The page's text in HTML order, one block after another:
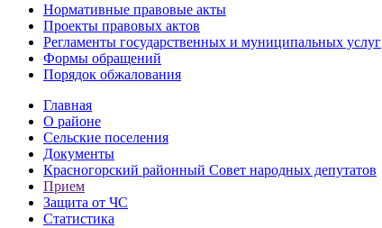
Нормативные правовые акты
Проекты правовых актов
Регламенты государственных и муниципальных услуг
Формы обращений
Порядок обжалования
Главная
О районе
Сельские поселения
Документы
Красногорский районный Совет народных депутатов
Прием
Защита от ЧС
Статистика